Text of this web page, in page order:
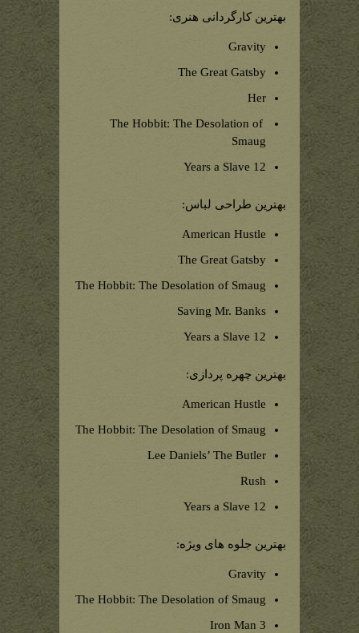
بهترین کارگردانی هنری:
Gravity
The Great Gatsby
Her
The Hobbit: The Desolation of
Smaug
12 Years a Slave
بهترین طراحی لباس:
American Hustle
The Great Gatsby
The Hobbit: The Desolation of Smaug
Saving Mr. Banks
12 Years a Slave
بهترین چهره پردازی:
American Hustle
The Hobbit: The Desolation of Smaug
Lee Daniels’ The Butler
Rush
12 Years a Slave
بهترین جلوه های ویژه:
Gravity
The Hobbit: The Desolation of Smaug
Iron Man 3